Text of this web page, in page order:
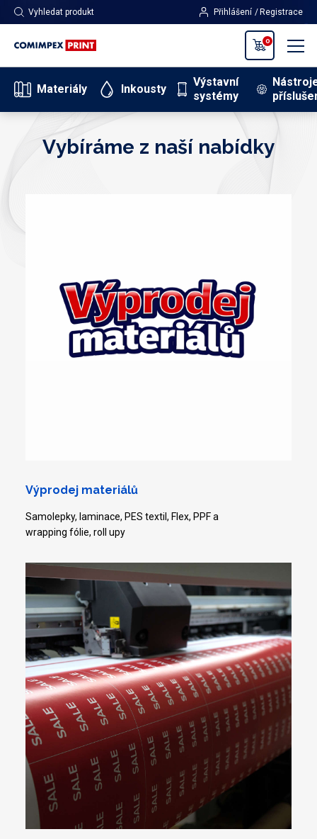
Vyhledat produkt Přihlášení Registrace
0
Materiály Inkousty
Výstavní
systémy
Vybíráme z naší nabídky
Výprodej materiálů
Samolepky, laminace, PES textil, Flex, PPF a
wrapping fólie, roll upy